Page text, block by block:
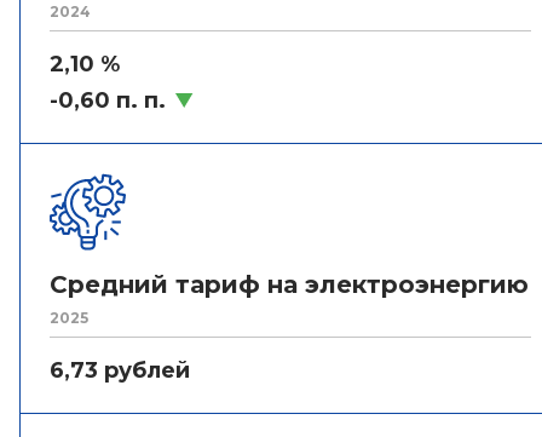
2024
2,10 %
-0,60 п. п.
Средний тариф на электроэнергию
2025
6,73 рублей